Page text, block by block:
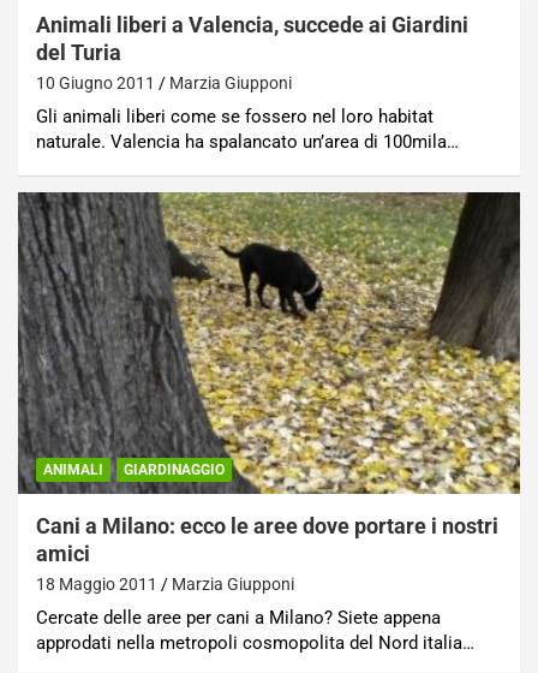
Animali liberi a Valencia, succede ai Giardini
del Turia
10 Giugno 2011 Marzia Giupponi
Gli animali liberi come se fossero nel loro habitat
naturale. Valencia ha spalancato un’area di 100mila…
ANIMALI GIARDINAGGIO
Cani a Milano: ecco le aree dove portare i nostri
amici
18 Maggio 2011 Marzia Giupponi
Cercate delle aree per cani a Milano? Siete appena
approdati nella metropoli cosmopolita del Nord italia…